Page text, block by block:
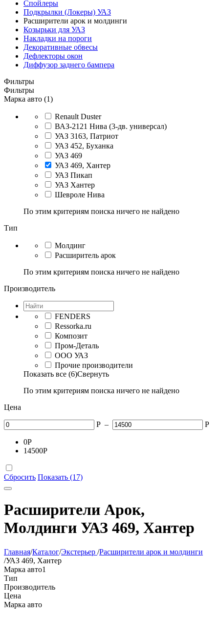
Спойлеры
Подкрылки (Локеры) УАЗ
Расширители арок и молдинги
Козырьки для УАЗ
Накладки на пороги
Декоративные обвесы
Дефлекторы окон
Диффузор заднего бампера
Фильтры
Фильтры
Марка авто (1)
Renault Duster
ВАЗ-2121 Нива (3-дв. универсал)
УАЗ 3163, Патриот
УАЗ 452, Буханка
УАЗ 469
УАЗ 469, Хантер
УАЗ Пикап
УАЗ Хантер
Шевроле Нива
По этим критериям поиска ничего не найдено
Тип
Молдинг
Расширитель арок
По этим критериям поиска ничего не найдено
Производитель
FENDERS
Ressorka.ru
Композит
Пром-Деталь
ООО УАЗ
Прочие производители
Показать все (6)Свернуть
По этим критериям поиска ничего не найдено
Цена
Р – Р
0Р
14500Р
Сбросить Показать (17)
Расширители Арок,
Молдинги УАЗ 469, Хантер
Главная/Каталог/Экстерьер /Расширители арок и молдинги
/УАЗ 469, Хантер
Марка авто1
Тип
Производитель
Цена
Марка авто